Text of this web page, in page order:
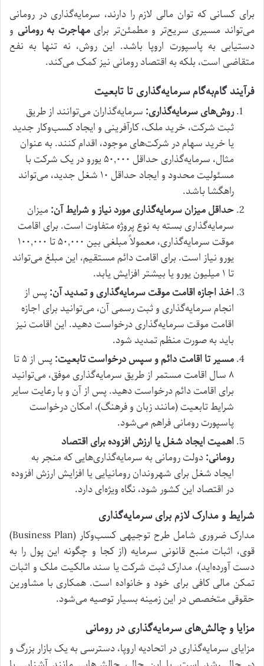
برای کسانی که توان مالی لازم را دارند، سرمایه‌گذاری در رومانی
می‌تواند مسیری سریع‌تر و مطمئن‌تر برای مهاجرت به رومانی و
دستیابی به پاسپورت اروپا باشد. این روش، نه تنها به نفع
متقاضی است، بلکه به اقتصاد رومانی نیز کمک می‌کند.
فرآیند گام‌به‌گام سرمایه‌گذاری تا تابعیت
روش‌های سرمایه‌گذاری: سرمایه‌گذاران می‌توانند از طریق
ثبت شرکت، خرید ملک، کارآفرینی و ایجاد کسب‌وکار جدید
یا خرید سهام در شرکت‌های موجود، اقدام کنند. به عنوان
مثال، سرمایه‌گذاری حداقل ۵۰,۰۰۰ یورو در یک شرکت با
مسئولیت محدود و ایجاد حداقل ۱۰ شغل جدید، می‌تواند
راهگشا باشد.
حداقل میزان سرمایه‌گذاری مورد نیاز و شرایط آن:میزان
سرمایه‌گذاری بسته به نوع پروژه متفاوت است. برای اقامت
موقت سرمایه‌گذاری، معمولاً مبلغی بین ۵۰,۰۰۰ تا ۱۰۰,۰۰۰
یورو نیاز است. برای اقامت دائم مستقیم، این مبلغ می‌تواند
تا ۱ میلیون یورو یا بیشتر افزایش یابد.
اخذ اجازه اقامت موقت سرمایه‌گذاری و تمدید آن:پس از
انجام سرمایه‌گذاری و ثبت رسمی آن، می‌توانید برای اجازه
اقامت موقت سرمایه‌گذاری درخواست دهید. این اقامت نیز
باید به صورت منظم تمدید شود.
مسیر تا اقامت دائم و سپس درخواست تابعیت:
پس از ۵ تا
۸ سال اقامت مستمر از طریق سرمایه‌گذاری موفق، می‌توانید
برای اقامت دائم درخواست دهید. پس از آن و با رعایت سایر
شرایط تابعیت (مانند زبان و فرهنگ)، امکان درخواست
پاسپورت رومانی فراهم می‌شود.
اهمیت ایجاد شغل یا ارزش افزوده برای اقتصاد
رومانی:دولت رومانی به سرمایه‌گذاری‌هایی که منجر به
ایجاد شغل برای شهروندان رومانیایی یا افزایش ارزش افزوده
در اقتصاد این کشور شود، نگاه ویژه‌ای دارد.
شرایط و مدارک لازم برای سرمایه‌گذاری
مدارک ضروری شامل طرح توجیهی کسب‌وکار (Business Plan)
قوی، اثبات منبع قانونی سرمایه (از کجا و چگونه این پول را به
دست آورده‌اید)، مدارک ثبت شرکت یا سند مالکیت ملک و اثبات
تمکن مالی کافی برای خود و خانواده است. همکاری با مشاورین
حقوقی متخصص در این زمینه بسیار توصیه می‌شود.
مزایا و چالش‌های سرمایه‌گذاری در رومانی
مزایای سرمایه‌گذاری در اتحادیه اروپا، دسترسی به یک بازار بزرگ و